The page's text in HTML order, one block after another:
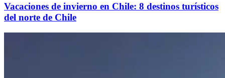
Vacaciones de invierno en Chile: 8 destinos turísticos
del norte de Chile